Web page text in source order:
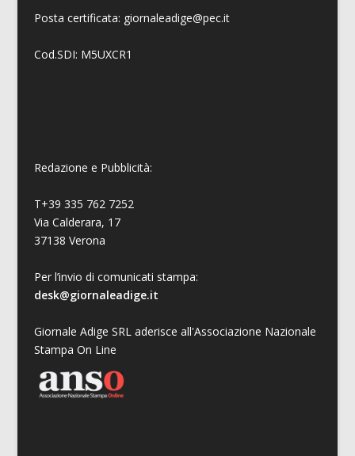
Posta certificata: giornaleadige@pec.it
Cod.SDI: M5UXCR1
Redazione e Pubblicità:
T+39 335 762 7252
Via Calderara, 17
37138 Verona
Per l’invio di comunicati stampa:
desk@giornaleadige.it
Giornale Adige SRL aderisce all'Associazione Nazionale
Stampa On Line